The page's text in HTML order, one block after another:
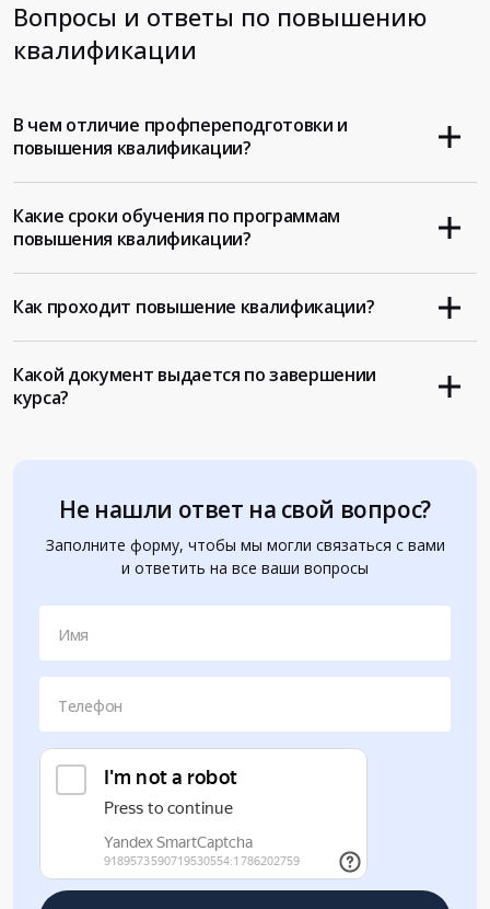
Вопросы и ответы по повышению
квалификации
Не нашли ответ на свой вопрос?
Заполните форму, чтобы мы могли связаться с вами
и ответить на все ваши вопросы
Имя
Телефон
В чем отличие профпереподготовки и
повышения квалификации?
Какие сроки обучения по программам
повышения квалификации?
Как проходит повышение квалификации?
Какой документ выдается по завершении
курса?